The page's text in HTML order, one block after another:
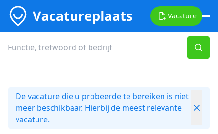
Vacature
De vacature die u probeerde te bereiken is niet
meer beschikbaar. Hierbij de meest relevante
vacature.